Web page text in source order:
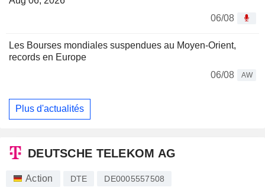
06/08
Les Bourses mondiales suspendues au Moyen-Orient,
records en Europe
06/08
AW
Plus d'actualités
DEUTSCHE TELEKOM AG
Action DTE DE0005557508